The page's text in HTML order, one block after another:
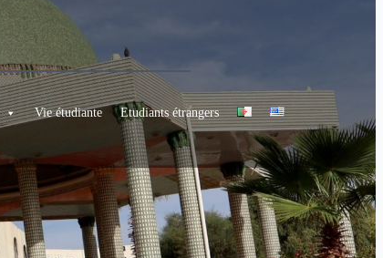
Vie étudiante Etudiants étrangers